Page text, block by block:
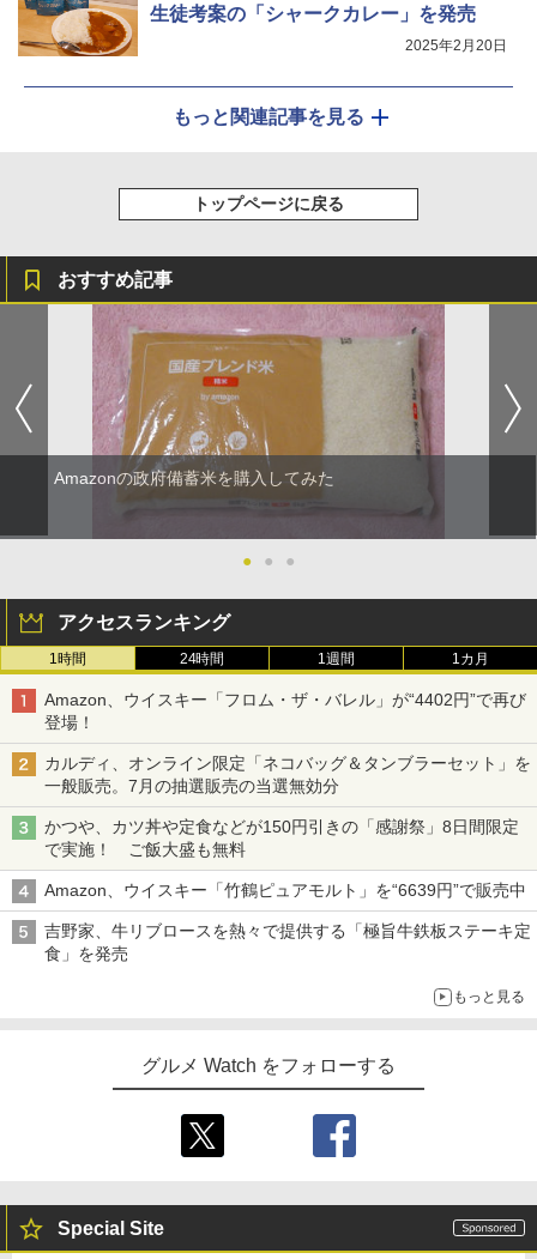
生徒考案の「シャークカレー」を発売
2025年2月20日
もっと関連記事を見る
トップページに戻る
おすすめ記事
Amazonの政府備蓄米を購入してみた
● ● ●
アクセスランキング
1時間 24時間 1週間 1カ月
Amazon、ウイスキー「フロム・ザ・バレル」が“4402円”で再び
登場！
カルディ、オンライン限定「ネコバッグ＆タンブラーセット」を
一般販売。7月の抽選販売の当選無効分
かつや、カツ丼や定食などが150円引きの「感謝祭」8日間限定
で実施！ ご飯大盛も無料
Amazon、ウイスキー「竹鶴ピュアモルト」を“6639円”で販売中
吉野家、牛リブロースを熱々で提供する「極旨牛鉄板ステーキ定
食」を発売
もっと見る
グルメ Watch をフォローする
Special Site